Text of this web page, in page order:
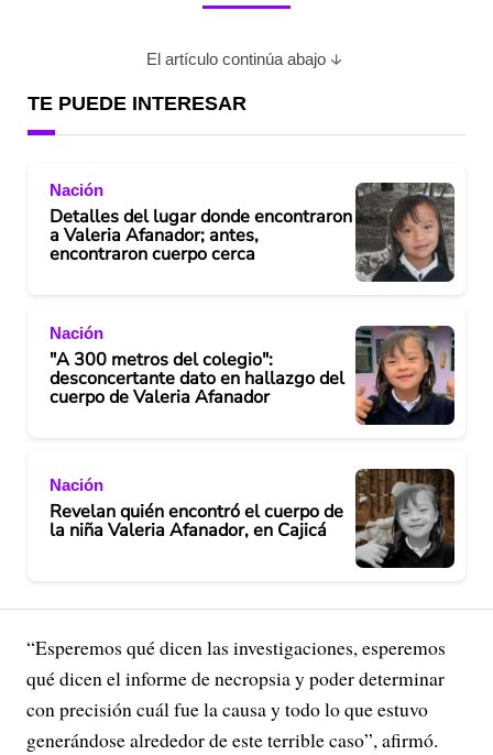
El artículo continúa abajo
TE PUEDE INTERESAR
Nación
Detalles del lugar donde encontraron
a Valeria Afanador; antes,
encontraron cuerpo cerca
Nación
"A 300 metros del colegio":
desconcertante dato en hallazgo del
cuerpo de Valeria Afanador
Nación
Revelan quién encontró el cuerpo de
la niña Valeria Afanador, en Cajicá
“Esperemos qué dicen las investigaciones, esperemos
qué dicen el informe de necropsia y poder determinar
con precisión cuál fue la causa y todo lo que estuvo
generándose alrededor de este terrible caso”, afirmó.